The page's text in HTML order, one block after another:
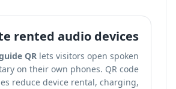
rented audio devices
QR lets visitors open spoken
on their own phones. QR code
reduce device rental, charging,